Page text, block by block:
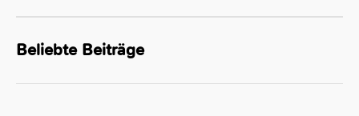
Beliebte Beiträge